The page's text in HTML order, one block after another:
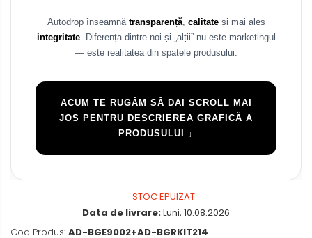
Rame adaptoare Nissan
Rame adaptoare Fiat
Rame adaptoare Hyundai
Rame adaptoare Chevrolet
Rame adaptoare Mitsubishi
Rame adaptoare Jeep
Autodrop înseamnă transparență, calitateși mai ales
integritate. Diferența dintre noi și „alții” nu este marketingul
— este realitatea din spatele produsului.
ACUM TE RUGĂM SĂ DAI SCROLL MAI
JOS PENTRU DESCRIEREA GRAFICĂ A
PRODUSULUI ↓
STOC EPUIZAT
Data de livrare:Luni, 10.08.2026
Cod Produs: AD-BGE9002+AD-BGRKIT214